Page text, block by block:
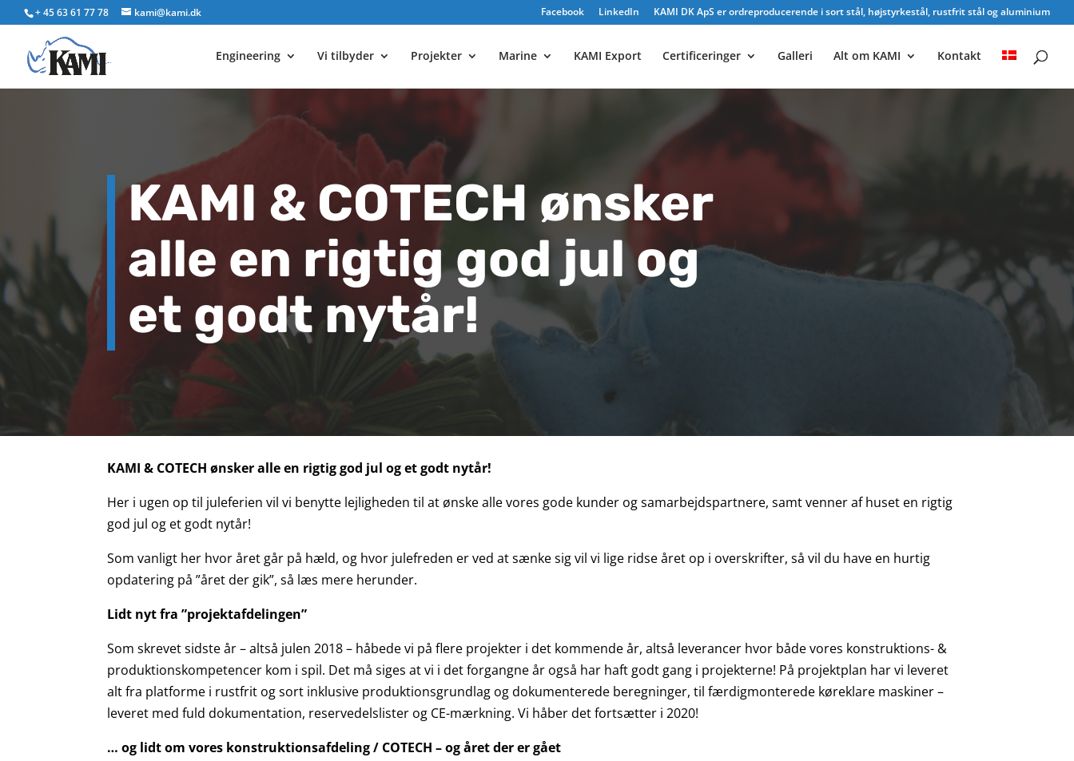
+ 45 63 61 77 78 kami@kami.dk Facebook LinkedIn KAMI DK ApS er ordreproducerende i sort stål, højstyrkestål, rustfrit stål og aluminium
Engineering Vi tilbyder Projekter Marine KAMI Export Certificeringer Galleri Alt om KAMI Kontakt
KAMI & COTECH ønsker
alle en rigtig god jul og
et godt nytår!
KAMI & COTECH ønsker alle en rigtig god jul og et godt nytår!
Her i ugen op til juleferien vil vi benytte lejligheden til at ønske alle vores gode kunder og samarbejdspartnere, samt venner af huset en rigtig
god jul og et godt nytår!
Som vanligt her hvor året går på hæld, og hvor julefreden er ved at sænke sig vil vi lige ridse året op i overskrifter, så vil du have en hurtig
opdatering på ”året der gik”, så læs mere herunder.
Lidt nyt fra ”projektafdelingen”
Som skrevet sidste år – altså julen 2018 – håbede vi på flere projekter i det kommende år, altså leverancer hvor både vores konstruktions- &
produktionskompetencer kom i spil. Det må siges at vi i det forgangne år også har haft godt gang i projekterne! På projektplan har vi leveret
alt fra platforme i rustfrit og sort inklusive produktionsgrundlag og dokumenterede beregninger, til færdigmonterede køreklare maskiner –
leveret med fuld dokumentation, reservedelslister og CE-mærkning. Vi håber det fortsætter i 2020!
… og lidt om vores konstruktionsafdeling / COTECH – og året der er gået